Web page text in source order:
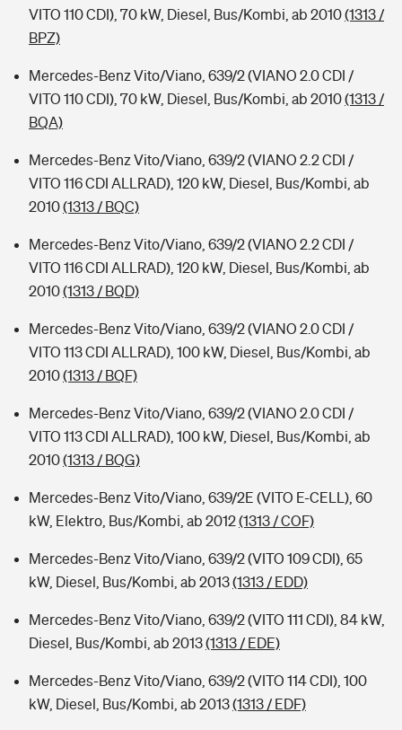
VITO 110 CDI), 70 kW, Diesel, Bus/Kombi, ab 2010(1313 /
BPZ)
Mercedes-Benz Vito/Viano, 639/2 (VIANO 2.0 CDI /
VITO 110 CDI), 70 kW, Diesel, Bus/Kombi, ab 2010(1313 /
BQA)
Mercedes-Benz Vito/Viano, 639/2 (VIANO 2.2 CDI /
VITO 116 CDI ALLRAD), 120 kW, Diesel, Bus/Kombi, ab
2010(1313 / BQC)
Mercedes-Benz Vito/Viano, 639/2 (VIANO 2.2 CDI /
VITO 116 CDI ALLRAD), 120 kW, Diesel, Bus/Kombi, ab
2010(1313 / BQD)
Mercedes-Benz Vito/Viano, 639/2 (VIANO 2.0 CDI /
VITO 113 CDI ALLRAD), 100 kW, Diesel, Bus/Kombi, ab
2010(1313 / BQF)
Mercedes-Benz Vito/Viano, 639/2 (VIANO 2.0 CDI /
VITO 113 CDI ALLRAD), 100 kW, Diesel, Bus/Kombi, ab
2010(1313 / BQG)
Mercedes-Benz Vito/Viano, 639/2E (VITO E-CELL), 60
kW, Elektro, Bus/Kombi, ab 2012(1313 / COF)
Mercedes-Benz Vito/Viano, 639/2 (VITO 109 CDI), 65
kW, Diesel, Bus/Kombi, ab 2013(1313 / EDD)
Mercedes-Benz Vito/Viano, 639/2 (VITO 111 CDI), 84 kW,
Diesel, Bus/Kombi, ab 2013(1313 / EDE)
Mercedes-Benz Vito/Viano, 639/2 (VITO 114 CDI), 100
kW, Diesel, Bus/Kombi, ab 2013(1313 / EDF)